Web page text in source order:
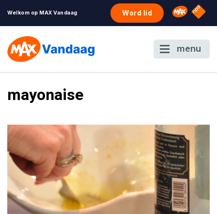
Welkom op MAX Vandaag Word lid Omroep
NPO
menu
mayonaise